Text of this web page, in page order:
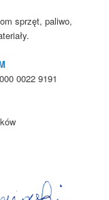
sprzęt, paliwo,
0022 9191